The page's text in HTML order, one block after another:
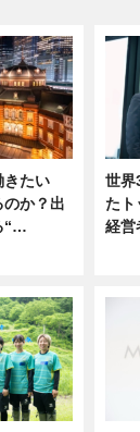
きたい
か？出
“…
世界
たト
経